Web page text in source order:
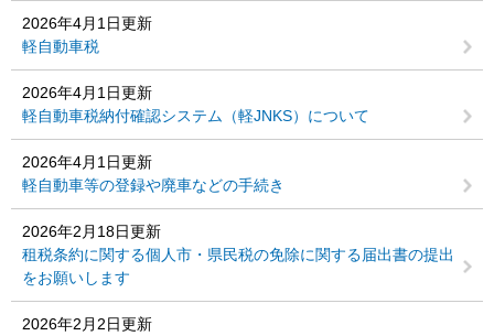
2026年4月1日更新
軽自動車税
2026年4月1日更新
軽自動車税納付確認システム（軽JNKS）について
2026年4月1日更新
軽自動車等の登録や廃車などの手続き
2026年2月18日更新
租税条約に関する個人市・県民税の免除に関する届出書の提出
をお願いします
2026年2月2日更新